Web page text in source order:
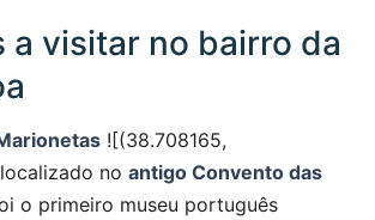
a visitar no bairro da
![(38.708165,
no antigo Convento das
o primeiro museu português